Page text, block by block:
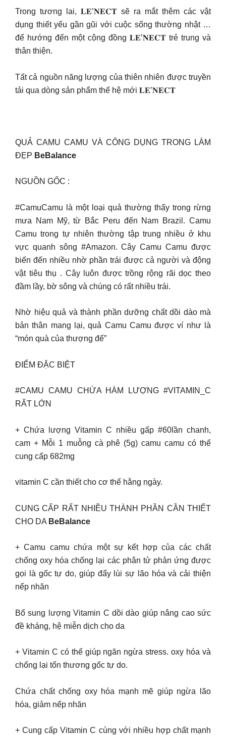
Trong tương lai, 𝐋𝐄’𝐍𝐄𝐂𝐓 sẽ ra mắt thêm các vật
dụng thiết yếu gần gũi với cuộc sống thường nhật …
để hướng đến một cộng đồng 𝐋𝐄’𝐍𝐄𝐂𝐓 trẻ trung và
thân thiện.
Tất cả nguồn năng lượng của thiên nhiên được truyền
tải qua dòng sản phẩm thế hệ mới 𝐋𝐄’𝐍𝐄𝐂𝐓
QUẢ CAMU CAMU VÀ CÔNG DỤNG TRONG LÀM
ĐẸP BeBalance
NGUỒN GỐC :
#CamuCamu là một loại quả thường thấy trong rừng
mưa Nam Mỹ, từ Bắc Peru đến Nam Brazil. Camu
Camu trong tự nhiên thường tập trung nhiều ở khu
vực quanh sông #Amazon. Cây Camu Camu được
biến đến nhiều nhờ phần trái được cả người và động
vật tiêu thụ . Cây luôn được trồng rộng rãi dọc theo
đầm lầy, bờ sông và chúng có rất nhiều trái.
Nhờ hiệu quả và thành phần dưỡng chất dồi dào mà
bản thân mang lại, quả Camu Camu được ví như là
“món quà của thượng đế”
ĐIỂM ĐẶC BIỆT
#CAMU CAMU CHỨA HÀM LƯỢNG #VITAMIN_C
RẤT LỚN
+ Chứa lượng Vitamin C nhiều gấp #60lần chanh,
cam + Mỗi 1 muỗng cà phê (5g) camu camu có thể
cung cấp 682mg
vitamin C cần thiết cho cơ thể hằng ngày.
CUNG CẤP RẤT NHIỀU THÀNH PHẦN CẦN THIẾT
CHO DA BeBalance
+ Camu camu chứa một sự kết hợp của các chất
chống oxy hóa chống lại các phân tử phản ứng được
gọi là gốc tự do, giúp đẩy lùi sự lão hóa và cải thiện
nếp nhăn
Bổ sung lượng Vitamin C dồi dào giúp nâng cao sức
đề kháng, hệ miễn dịch cho da
+ Vitamin C có thể giúp ngăn ngừa stress. oxy hóa và
chống lại tổn thương gốc tự do.
Chứa chất chống oxy hóa mạnh mẽ giúp ngừa lão
hóa, giảm nếp nhăn
+ Cung cấp Vitamin C cùng với nhiều hợp chất mạnh